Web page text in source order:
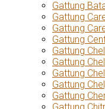
Gattung
Gattung
Gattung
Gattung
Gattung
Gattung
Gattung
Gattung
Gattung